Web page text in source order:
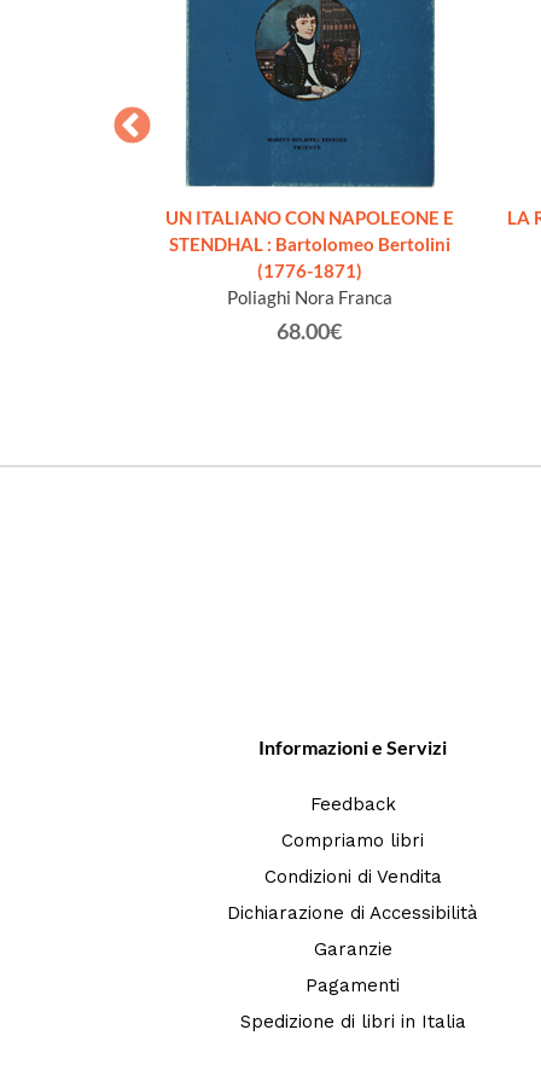
IN ITALIA 1792-
UN ITALIANO CON NAPOLEONE E
STENDHAL : Bartolomeo Bertolini
(1776-1871)
Poliaghi Nora Franca
68.00€
LA
Informazioni e Servizi
Feedback
Compriamo libri
Condizioni di Vendita
Dichiarazione di Accessibilità
Garanzie
Pagamenti
Spedizione di libri in Italia